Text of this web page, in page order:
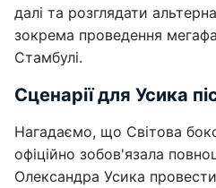
далі та розглядати
зокрема проведення
Стамбулі.
Сценарії для Усика
Нагадаємо, що Світова
офіційно зобов'язала
Олександра Усика